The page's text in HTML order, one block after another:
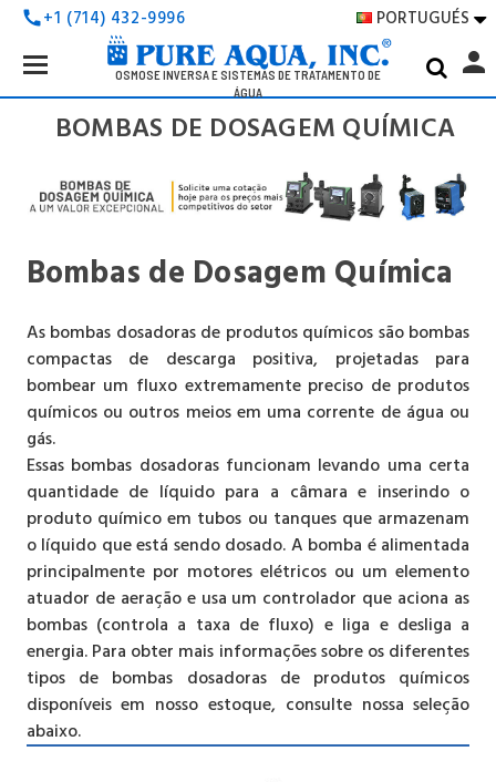
call+1 (714) 432-9996 PORTUGUÉS 
OSMOSE INVERSA E SISTEMAS DE TRATAMENTO DE
ÁGUA
Search
Keyword:
person
BOMBAS DE DOSAGEM QUÍMICA
Bombas de Dosagem Química
As bombas dosadoras de produtos químicos são bombas
compactas de descarga positiva, projetadas para
bombear um fluxo extremamente preciso de produtos
químicos ou outros meios em uma corrente de água ou
gás.
Essas bombas dosadoras funcionam levando uma certa
quantidade de líquido para a câmara e inserindo o
produto químico em tubos ou tanques que armazenam
o líquido que está sendo dosado. A bomba é alimentada
principalmente por motores elétricos ou um elemento
atuador de aeração e usa um controlador que aciona as
bombas (controla a taxa de fluxo) e liga e desliga a
energia. Para obter mais informações sobre os diferentes
tipos de bombas dosadoras de produtos químicos
disponíveis em nosso estoque, consulte nossa seleção
abaixo.